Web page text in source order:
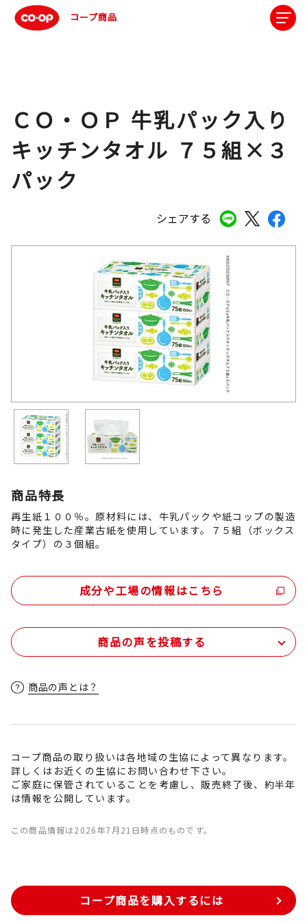
コープ商品
シェアする
ＣＯ・ＯＰ 牛乳パック入り
キッチンタオル ７５組×３
パック
商品特長
再生紙１００％。原材料には、牛乳パックや紙コップの製造
時に発生した産業古紙を使用しています。７５組（ボックス
タイプ）の３個組。
成分や工場の情報はこちら
商品の声を投稿する
商品の声とは？
コープ商品の取り扱いは各地域の生協によって異なります。
詳しくはお近くの生協にお問い合わせ下さい。
ご家庭に保管されていることを考慮し、販売終了後、約半年
は情報を公開しています。
この商品情報は2026年7月21日時点のものです。
コープ商品を購入するには